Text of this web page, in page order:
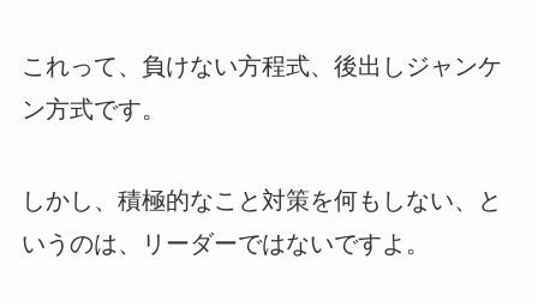
これって、負けない方程式、後出しジャンケ
ン方式です。
しかし、積極的なこと対策を何もしない、と
いうのは、リーダーではないですよ。